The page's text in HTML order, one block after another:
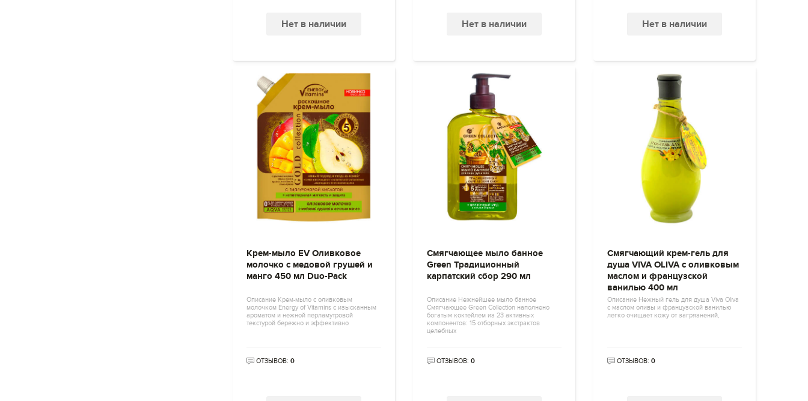
Нет в наличии Нет в наличии Нет в наличии
Крем-мыло EV Оливковое
молочко с медовой грушей и
манго 450 мл Duo-Pack
Описание Крем-мыло с оливковым
молочком Energy of Vitamins с изысканным
ароматом и нежной перламутровой
текстурой бережно и эффективно
ОТЗЫВОВ: 0
Смягчающее мыло банное
Green Традиционный
карпатский сбор 290 мл
Описание Нежнейшее мыло банное
Смягчающее Green Collection наполнено
богатым коктейлем из 23 активных
компонентов: 15 отборных экстрактов
целебных
ОТЗЫВОВ: 0
Смягчающий крем-гель для
душа VIVA OLIVA с оливковым
маслом и французской
ванилью 400 мл
Описание Нежный гель для душа Viva Oliva
с маслом оливы и французской ванилью
легко очищает кожу от загрязнений,
ОТЗЫВОВ: 0